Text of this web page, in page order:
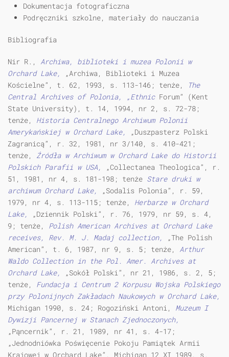
Dokumentacja fotograficzna
Podręczniki szkolne, materiały do nauczania
Bibliografia
Nir R., Archiwa, biblioteki i muzea Polonii w
Orchard Lake,
„Archiwa, Biblioteki i Muzea
Kościelne”, t. 62, 1993, s. 113-146; tenże,
The
Central Archives of Polonia, „EthnicForum” (Kent
State University), t. 14, 1994, nr 2, s. 72-78;
tenże, Historia Centralnego Archiwum Polonii
Amerykańskiej w Orchard Lake,
„Duszpasterz Polski
Zagranicą”, r. 32, 1981, nr 3/140, s. 410-421;
tenże, Źródła w Archiwum w Orchard Lake do Historii
Polskich Parafii w USA,
„Collectanea Theologica”, r.
51, 1981, nr 4, s. 181-198; tenże Stare druki w
archiwum Orchard Lake,
„Sodalis Polonia”, r. 59,
1979, nr 4, s. 113-115; tenże, Herbarze w Orchard
Lake,
„Dziennik Polski”, r. 76, 1979, nr 59, s. 4,
9; tenże,
Polish American Archives at Orchard Lake
receives, Rev. M. J. Madaj collection,
„The Polish
American”, t. 6, 1987, nr 9, s. 5; tenże, Arthur
Waldo Collection in the Pol. Amer. Archives at
Orchard Lake,
„Sokół Polski”, nr 21, 1986, s. 2, 5;
tenże, Fundacja i Centrum 2 Korpusu Wojska Polskiego
przy Polonijnych Zakładach Naukowych w Orchard Lake,
Michigan 1990, s. 24; Rogoziński Antoni, Muzeum I
Dywizji Pancernej w Stanach Zjednoczonych,
„Pąncernik”, r. 21, 1989, nr 41, s. 4-17;
„Jednodniówka Poświęcenie Pokoju Pamiątek Armii
Krajowej w Orchard Lake”, Michigan 12 XI 1989, s.